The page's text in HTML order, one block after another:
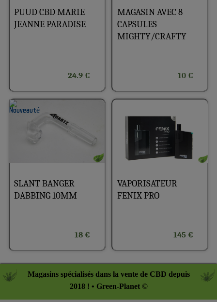
PUUD CBD MARIE
JEANNE PARADISE
24.9 €
MAGASIN AVEC 8
CAPSULES
MIGHTY/CRAFTY
10 €
SLANT BANGER
DABBING 10MM
18 €
VAPORISATEUR
FENIX PRO
145 €
Magasins spécialisés dans la vente de CBD depuis
2018 ! • Green-Planet ©